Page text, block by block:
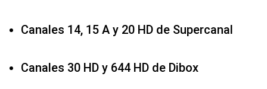
Canales 14, 15 A y 20 HD de Supercanal
Canales 30 HD y 644 HD de Dibox